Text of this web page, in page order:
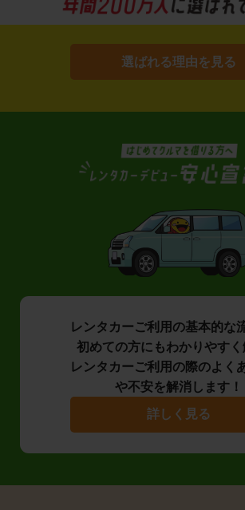
選ばれる理由を見る
レンタカーご利用の基本的な
初めての方にもわかりやすく
レンタカーご利用の際のよく
や不安を解消します！
詳しく見る